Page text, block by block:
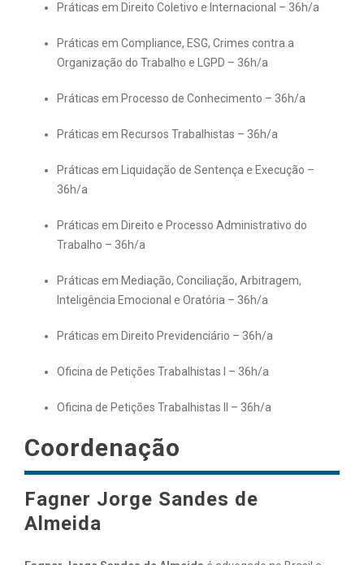
Práticas em Direito Coletivo e Internacional – 36h/a
Práticas em Compliance, ESG, Crimes contra a
Organização do Trabalho e LGPD – 36h/a
Práticas em Processo de Conhecimento – 36h/a
Práticas em Recursos Trabalhistas – 36h/a
Práticas em Liquidação de Sentença e Execução –
36h/a
Práticas em Direito e Processo Administrativo do
Trabalho – 36h/a
Práticas em Mediação, Conciliação, Arbitragem,
Inteligência Emocional e Oratória – 36h/a
Práticas em Direito Previdenciário – 36h/a
Oficina de Petições Trabalhistas I – 36h/a
Oficina de Petições Trabalhistas II – 36h/a
Coordenação
Fagner Jorge Sandes de
Almeida